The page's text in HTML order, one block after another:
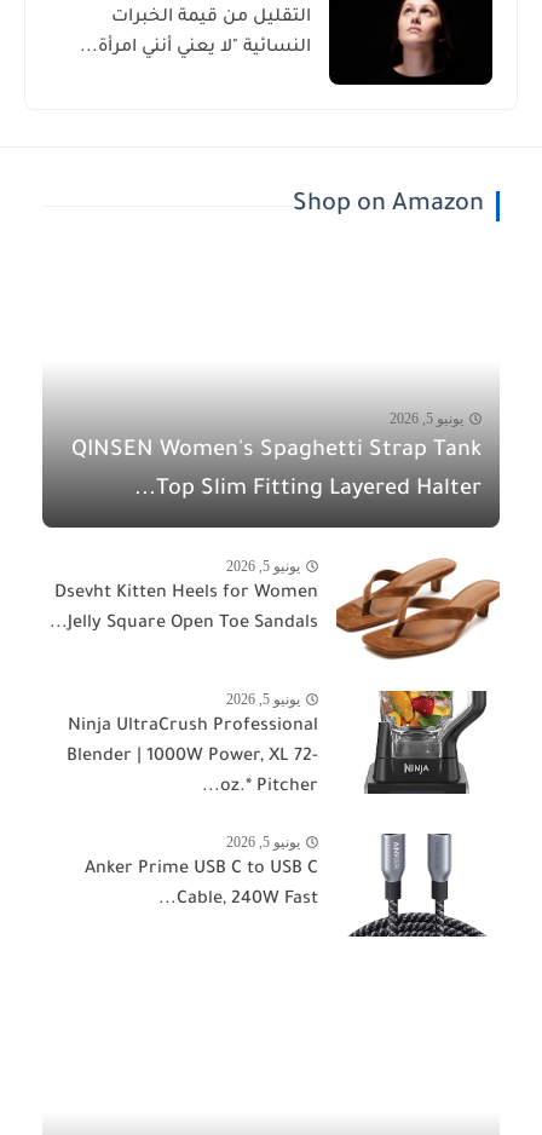
التقليل من قيمة الخبرات
النسائية "لا يعني أنني امرأة...
Shop on Amazon
يونيو 5, 2026
QINSEN Women's Spaghetti Strap Tank
Top Slim Fitting Layered Halter...
يونيو 5, 2026
Dsevht Kitten Heels for Women
Jelly Square Open Toe Sandals...
يونيو 5, 2026
Ninja UltraCrush Professional
Blender | 1000W Power, XL 72-
oz.* Pitcher...
يونيو 5, 2026
Anker Prime USB C to USB C
Cable, 240W Fast...